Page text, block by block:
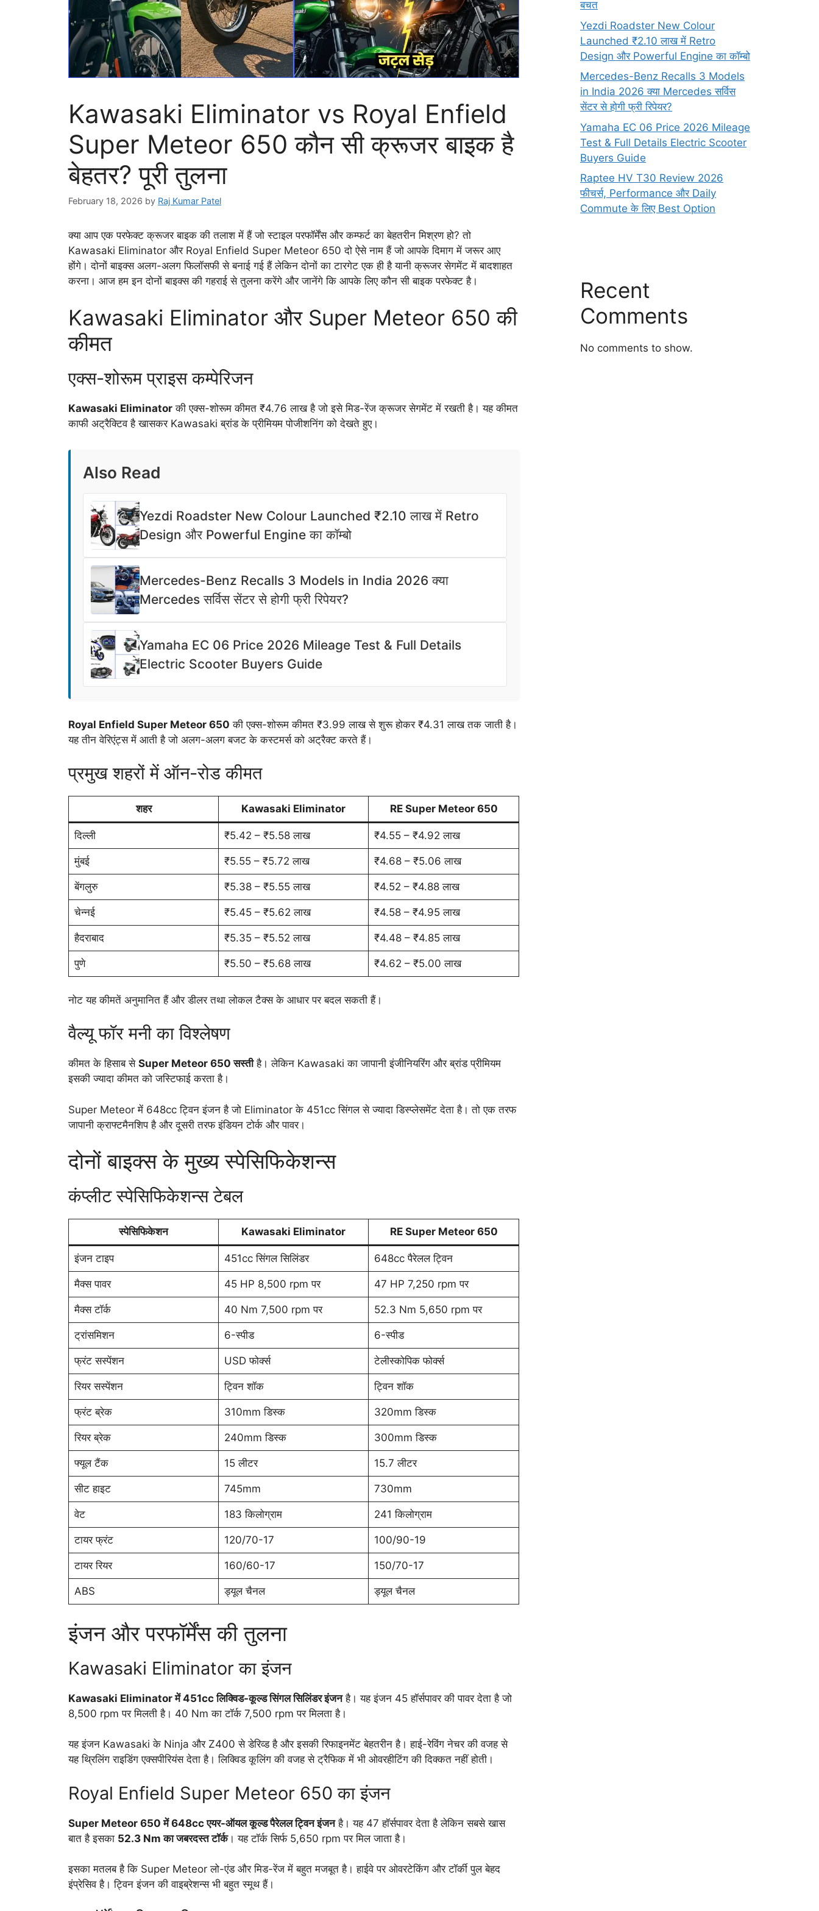
Kawasaki Eliminator vs Royal Enfield
Super Meteor 650 कौन सी क्रूजर बाइक है
बेहतर? पूरी तुलना
February 18, 2026 by Raj Kumar Patel
क्या आप एक परफेक्ट क्रूजर बाइक की तलाश में हैं जो स्टाइल परफॉर्मेंस और कम्फर्ट का बेहतरीन मिश्रण हो? तो
Kawasaki Eliminator और Royal Enfield Super Meteor 650 दो ऐसे नाम हैं जो आपके दिमाग में जरूर आए
होंगे। दोनों बाइक्स अलग-अलग फिलॉसफी से बनाई गई हैं लेकिन दोनों का टारगेट एक ही है यानी क्रूजर सेगमेंट में बादशाहत
करना। आज हम इन दोनों बाइक्स की गहराई से तुलना करेंगे और जानेंगे कि आपके लिए कौन सी बाइक परफेक्ट है।
Kawasaki Eliminator और Super Meteor 650 की
कीमत
एक्स-शोरूम प्राइस कम्पेरिजन
Kawasaki Eliminator की एक्स-शोरूम कीमत ₹4.76 लाख है जो इसे मिड-रेंज क्रूजर सेगमेंट में रखती है। यह कीमत
काफी अट्रैक्टिव है खासकर Kawasaki ब्रांड के प्रीमियम पोजीशनिंग को देखते हुए।
Also Read
Yezdi Roadster New Colour Launched ₹2.10 लाख में Retro
Design और Powerful Engine का कॉम्बो
Mercedes-Benz Recalls 3 Models in India 2026 क्या
Mercedes सर्विस सेंटर से होगी फ्री रिपेयर?
Yamaha EC 06 Price 2026 Mileage Test & Full Details
Electric Scooter Buyers Guide
Royal Enfield Super Meteor 650 की एक्स-शोरूम कीमत ₹3.99 लाख से शुरू होकर ₹4.31 लाख तक जाती है।
यह तीन वेरिएंट्स में आती है जो अलग-अलग बजट के कस्टमर्स को अट्रैक्ट करते हैं।
प्रमुख शहरों में ऑन-रोड कीमत
शहर Kawasaki Eliminator RE Super Meteor 650
दिल्ली ₹5.42 – ₹5.58 लाख ₹4.55 – ₹4.92 लाख
मुंबई ₹5.55 – ₹5.72 लाख ₹4.68 – ₹5.06 लाख
बेंगलुरु ₹5.38 – ₹5.55 लाख ₹4.52 – ₹4.88 लाख
चेन्नई ₹5.45 – ₹5.62 लाख ₹4.58 – ₹4.95 लाख
हैदराबाद ₹5.35 – ₹5.52 लाख ₹4.48 – ₹4.85 लाख
पुणे ₹5.50 – ₹5.68 लाख ₹4.62 – ₹5.00 लाख
नोट यह कीमतें अनुमानित हैं और डीलर तथा लोकल टैक्स के आधार पर बदल सकती हैं।
वैल्यू फॉर मनी का विश्लेषण
कीमत के हिसाब से Super Meteor 650 सस्तीहै। लेकिन Kawasaki का जापानी इंजीनियरिंग और ब्रांड प्रीमियम
इसकी ज्यादा कीमत को जस्टिफाई करता है।
Super Meteor में 648cc ट्विन इंजन है जो Eliminator के 451cc सिंगल से ज्यादा डिस्प्लेसमेंट देता है। तो एक तरफ
जापानी क्राफ्टमैनशिप है और दूसरी तरफ इंडियन टोर्क और पावर।
दोनों बाइक्स के मुख्य स्पेसिफिकेशन्स
कंप्लीट स्पेसिफिकेशन्स टेबल
स्पेसिफिकेशन Kawasaki Eliminator RE Super Meteor 650
इंजन टाइप 451cc सिंगल सिलिंडर 648cc पैरेलल ट्विन
मैक्स पावर 45 HP 8,500 rpm पर 47 HP 7,250 rpm पर
मैक्स टॉर्क 40 Nm 7,500 rpm पर 52.3 Nm 5,650 rpm पर
ट्रांसमिशन 6-स्पीड 6-स्पीड
फ्रंट सस्पेंशन USD फोर्क्स टेलीस्कोपिक फोर्क्स
रियर सस्पेंशन ट्विन शॉक ट्विन शॉक
फ्रंट ब्रेक 310mm डिस्क 320mm डिस्क
रियर ब्रेक 240mm डिस्क 300mm डिस्क
फ्यूल टैंक 15 लीटर 15.7 लीटर
सीट हाइट 745mm 730mm
वेट 183 किलोग्राम 241 किलोग्राम
टायर फ्रंट 120/70-17 100/90-19
टायर रियर 160/60-17 150/70-17
ABS ड्यूल चैनल ड्यूल चैनल
इंजन और परफॉर्मेंस की तुलना
Kawasaki Eliminator का इंजन
Kawasaki Eliminator में 451cc लिक्विड-कूल्ड सिंगल सिलिंडर इंजनहै। यह इंजन 45 हॉर्सपावर की पावर देता है जो
8,500 rpm पर मिलती है। 40 Nm का टॉर्क 7,500 rpm पर मिलता है।
यह इंजन Kawasaki के Ninja और Z400 से डेरिव्ड है और इसकी रिफाइनमेंट बेहतरीन है। हाई-रेविंग नेचर की वजह से
यह थ्रिलिंग राइडिंग एक्सपीरियंस देता है। लिक्विड कूलिंग की वजह से ट्रैफिक में भी ओवरहीटिंग की दिक्कत नहीं होती।
Royal Enfield Super Meteor 650 का इंजन
Super Meteor 650 में 648cc एयर-ऑयल कूल्ड पैरेलल ट्विन इंजनहै। यह 47 हॉर्सपावर देता है लेकिन सबसे खास
बात है इसका 52.3 Nm का जबरदस्त टॉर्क। यह टॉर्क सिर्फ 5,650 rpm पर मिल जाता है।
इसका मतलब है कि Super Meteor लो-एंड और मिड-रेंज में बहुत मजबूत है। हाईवे पर ओवरटेकिंग और टॉर्की पुल बेहद
इंप्रेसिव है। ट्विन इंजन की वाइब्रेशन्स भी बहुत स्मूथ हैं।
बचत
Yezdi Roadster New Colour
Launched ₹2.10 लाख में Retro
Design और Powerful Engine का कॉम्बो
Mercedes-Benz Recalls 3 Models
in India 2026 क्या Mercedes सर्विस
सेंटर से होगी फ्री रिपेयर?
Yamaha EC 06 Price 2026 Mileage
Test & Full Details Electric Scooter
Buyers Guide
Raptee HV T30 Review 2026
फीचर्स, Performance और Daily
Commute के लिए Best Option
Recent
Comments
No comments to show.